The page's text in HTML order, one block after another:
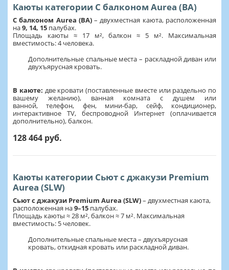
Каюты категории С балконом Aurea (BA)
С балконом Aurea (BA)– двухместная каюта, расположенная
на9, 14, 15 палубах.
Площадь каюты ≈ 17 м², балкон ≈ 5 м². Максимальная
вместимость: 4 человека.
Дополнительные спальные места – раскладной диван или
двухъярусная кровать.
В каюте: две кровати (поставленные вместе или раздельно по
вашему желанию), ванная комната с душем или
ванной, телефон, фен, мини-бар, сейф, кондиционер,
интерактивное TV, беспроводной Интернет (оплачивается
дополнительно), балкон.
128 464 руб.
Каюты категории Сьют с джакузи Premium
Aurea (SLW)
Сьют с джакузи Premium Aurea (SLW)– двухместная каюта,
расположенная на9–15 палубах.
Площадь каюты ≈ 28 м²,балкон ≈ 7 м². Максимальная
вместимость: 5 человек.
Дополнительные спальные места – двухъярусная
кровать, откидная кровать или раскладной диван.